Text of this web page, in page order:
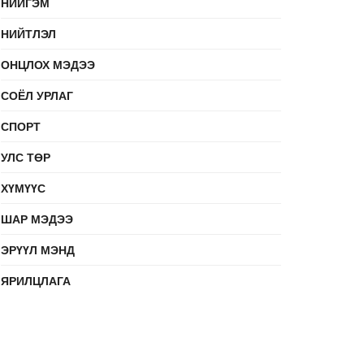
НИЙТЛЭЛ
ОНЦЛОХ МЭДЭЭ
СОЁЛ УРЛАГ
СПОРТ
УЛС ТӨР
ХҮМҮҮС
ШАР МЭДЭЭ
ЭРҮҮЛ МЭНД
ЯРИЛЦЛАГА